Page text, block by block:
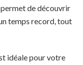
de découvrir
temps record, tout
idéale pour votre